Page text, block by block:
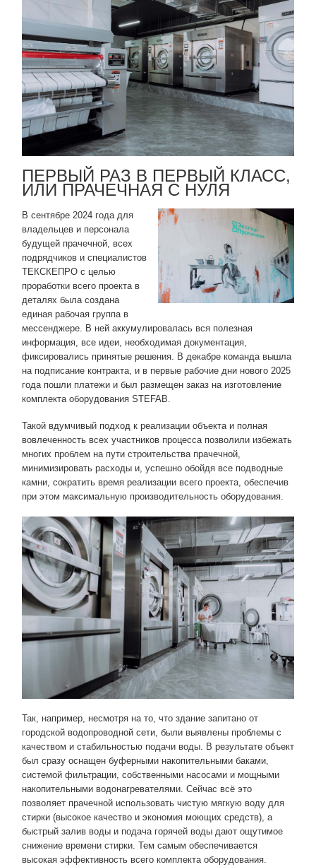
ПЕРВЫЙ РАЗ В ПЕРВЫЙ КЛАСС,
ИЛИ ПРАЧЕЧНАЯ С НУЛЯ
В сентябре 2024 года для
владельцев и персонала
будущей прачечной, всех
подрядчиков и специалистов
ТЕКСКЕПРО с целью
проработки всего проекта в
деталях была создана
единая рабочая группа в
мессенджере. В ней аккумулировалась вся полезная
информация, все идеи, необходимая документация,
фиксировались принятые решения. В декабре команда вышла
на подписание контракта, и в первые рабочие дни нового 2025
года пошли платежи и был размещен заказ на изготовление
комплекта оборудования STEFAB.
Такой вдумчивый подход к реализации объекта и полная
вовлеченность всех участников процесса позволили избежать
многих проблем на пути строительства прачечной,
минимизировать расходы и, успешно обойдя все подводные
камни, сократить время реализации всего проекта, обеспечив
при этом максимальную производительность оборудования.
Так, например, несмотря на то, что здание запитано от
городской водопроводной сети, были выявлены проблемы с
качеством и стабильностью подачи воды. В результате объект
был сразу оснащен буферными накопительными баками,
системой фильтрации, собственными насосами и мощными
накопительными водонагревателями. Сейчас всё это
позволяет прачечной использовать чистую мягкую воду для
стирки (высокое качество и экономия моющих средств), а
быстрый залив воды и подача горячей воды дают ощутимое
снижение времени стирки. Тем самым обеспечивается
высокая эффективность всего комплекта оборудования.